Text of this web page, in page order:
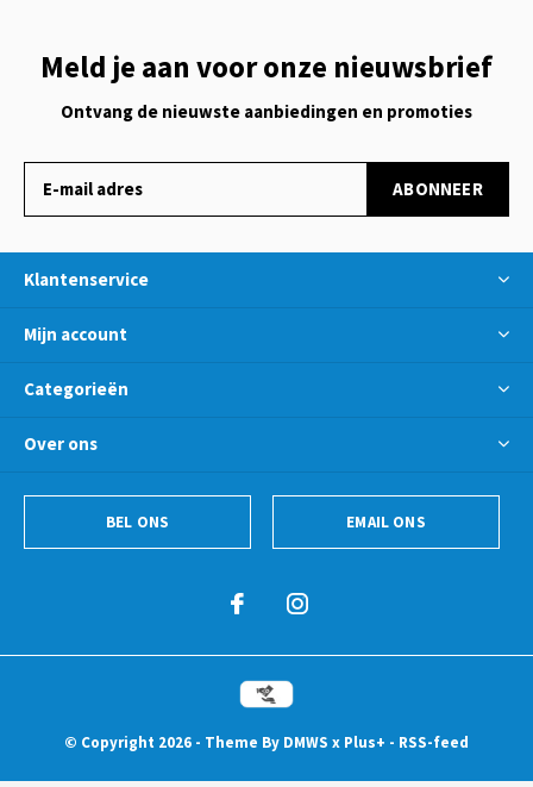
Meld je aan voor onze nieuwsbrief
Ontvang de nieuwste aanbiedingen en promoties
ABONNEER
Klantenservice
Mijn account
Categorieën
Over ons
BEL ONS EMAIL ONS
© Copyright 2026 - Theme By DMWS x Plus+ - RSS-feed